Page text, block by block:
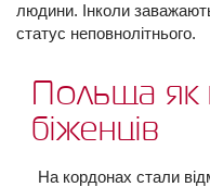
людини. Інколи
статус неповнолітнього.
Польща як
біженців
На кордонах стали